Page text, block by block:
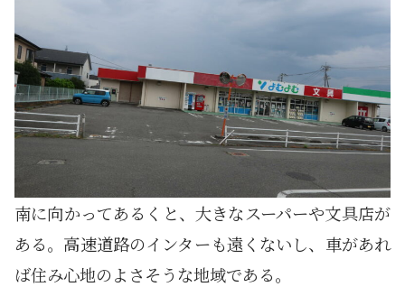
南に向かってあるくと、大きなスーパーや文具店が
ある。高速道路のインターも遠くないし、車があれ
ば住み心地のよさそうな地域である。